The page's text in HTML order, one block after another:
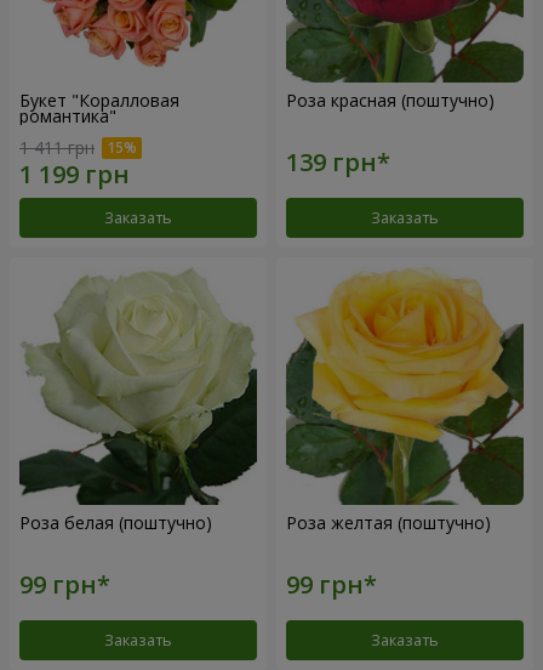
Букет "Коралловая
романтика"
1 411 грн
Заказать
Роза красная (поштучно)
Заказать
Роза белая (поштучно)
Заказать
Роза желтая (поштучно)
Заказать